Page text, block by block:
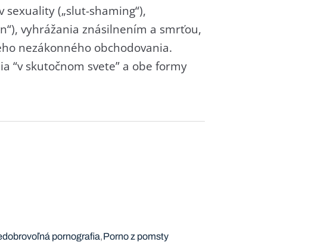
(„slut-shaming“),
vyhrážania znásilnením a smrťou,
nezákonného obchodovania.
“v skutočnom svete” a obe formy
pornografia Porno z pomsty